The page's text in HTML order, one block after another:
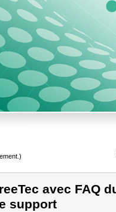
avec FAQ
support